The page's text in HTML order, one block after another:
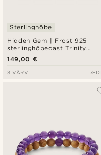
Hidden Gem | Frost 925
sterlinghõbedast Trinity
käevõru
Sterlinghõbe
149,00 €
3 VÄRVI